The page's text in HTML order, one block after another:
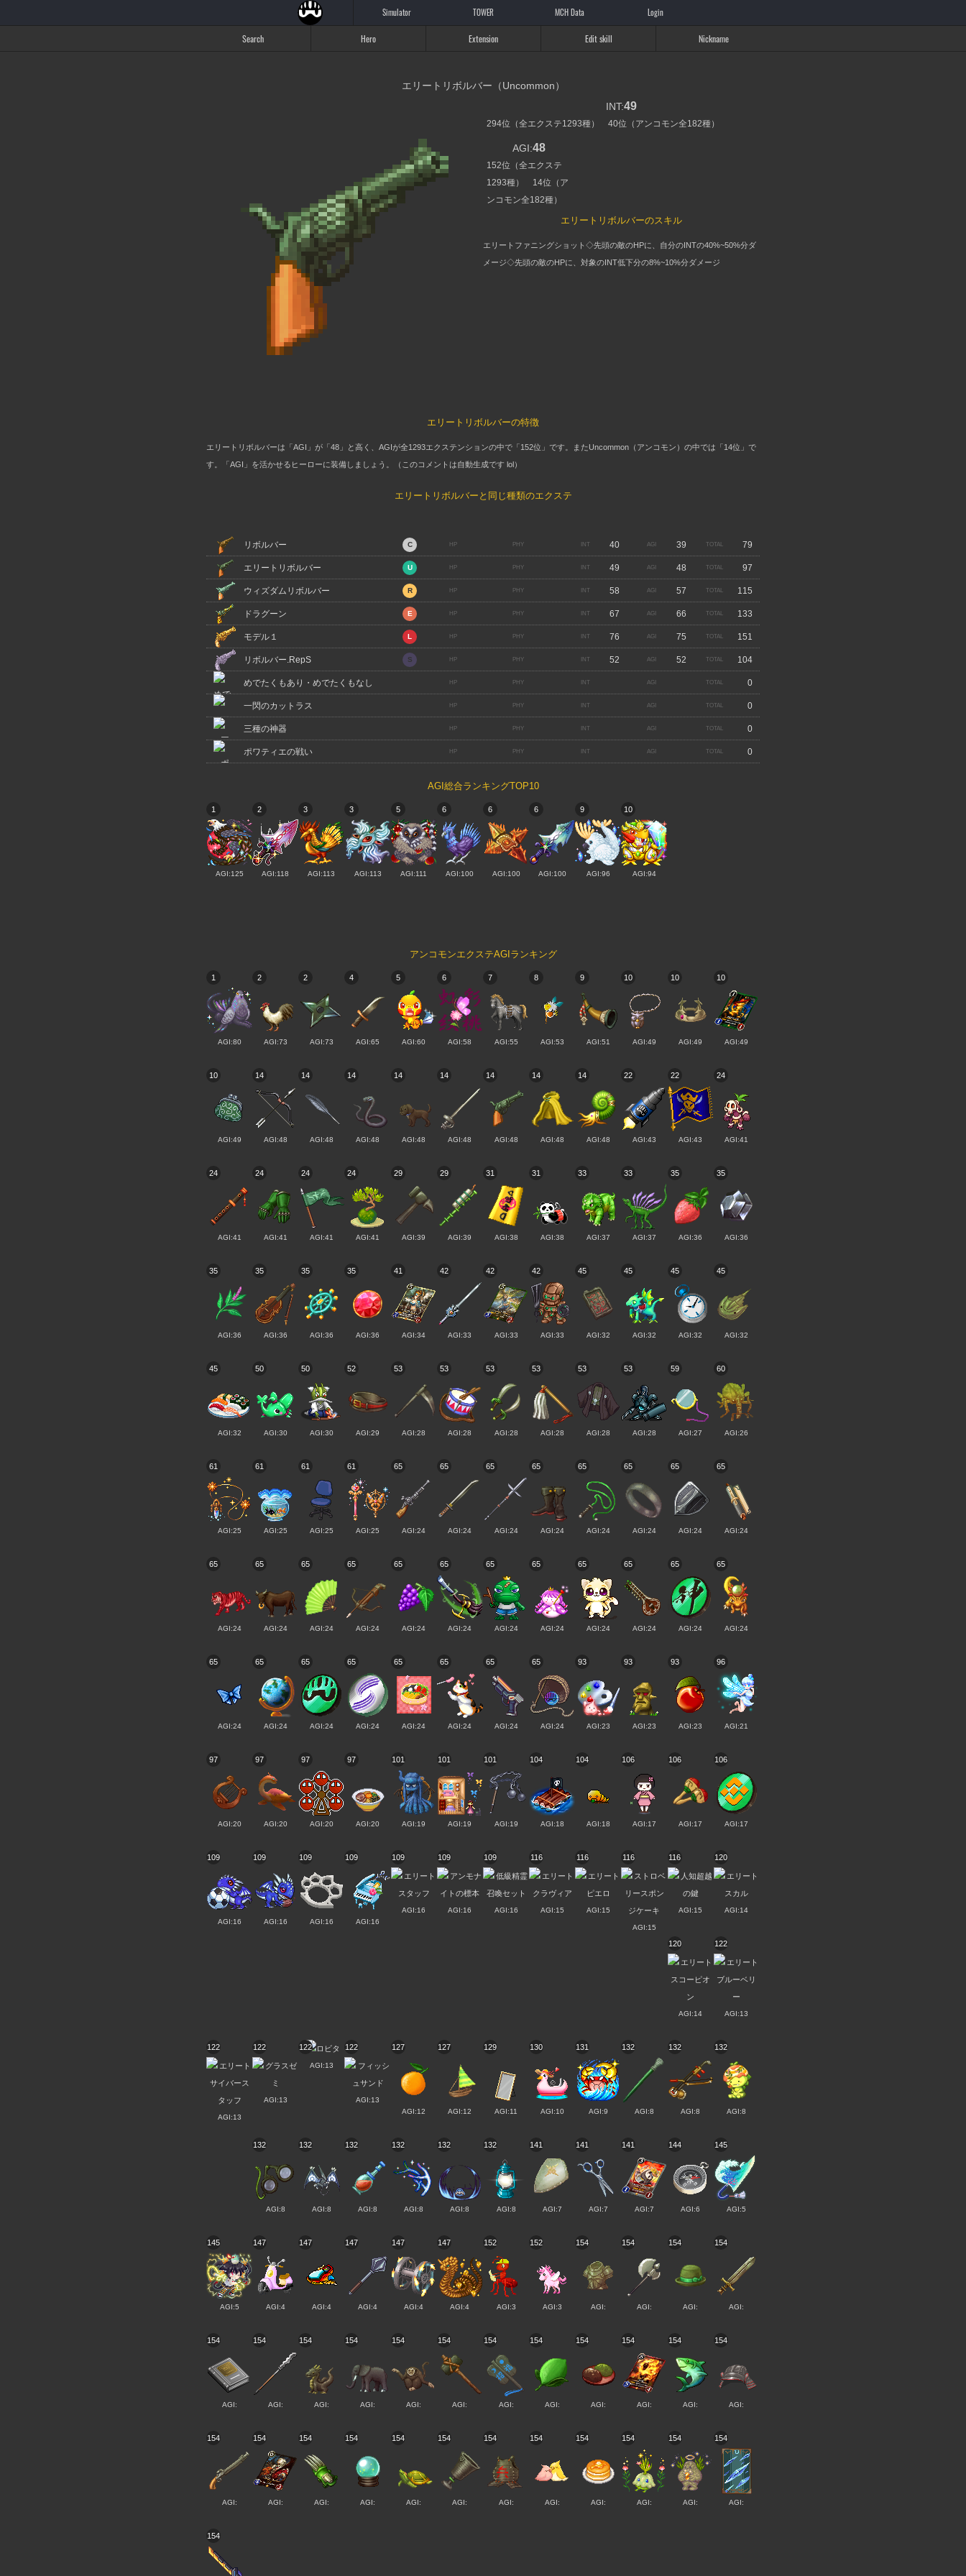
Simulator TOWER MCH Data Login
Search Hero Extension Edit skill Nickname
エリートリボルバー（Uncommon）
INT:49
294位（全エクステ1293種） 40位（アンコモン全182種）
AGI:48
152位（全エクステ
1293種） 14位（ア
ンコモン全182種）
エリートリボルバーのスキル
エリートファニングショット◇先頭の敵のHPに、自分のINTの40%~50%分ダ
メージ◇先頭の敵のHPに、対象のINT低下分の8%~10%分ダメージ
エリートリボルバーの特徴
エリートリボルバーは「AGI」が「48」と高く、AGIが全1293エクステンションの中で「152位」です。またUncommon（アンコモン）の中では「14位」で
す。「AGI」を活かせるヒーローに装備しましょう。（このコメントは自動生成です lol）
エリートリボルバーと同じ種類のエクステ
リボルバー 40 39 79
エリートリボルバー 49 48 97
ウィズダムリボルバー 58 57 115
ドラグーン 67 66 133
モデル１ 76 75 151
リボルバー.RepS 52 52 104
めでたくもあり・めでたくもなし 0
一閃のカットラス 0
三種の神器 0
ポワティエの戦い 0
AGI総合ランキングTOP10
1
AGI:125
2
AGI:118
3
AGI:113
3
AGI:113
5
AGI:111
6
AGI:100
6
AGI:100
6
AGI:100
9
AGI:96
10
AGI:94
アンコモンエクステAGIランキング
1
AGI:80
2
AGI:73
2
AGI:73
4
AGI:65
5
AGI:60
6
AGI:58
7
AGI:55
8
AGI:53
9
AGI:51
10
AGI:49
10
AGI:49
10
AGI:49
10
AGI:49
14
AGI:48
14
AGI:48
14
AGI:48
14
AGI:48
14
AGI:48
14
AGI:48
14
AGI:48
14
AGI:48
22
AGI:43
22
AGI:43
24
AGI:41
24
AGI:41
24
AGI:41
24
AGI:41
24
AGI:41
29
AGI:39
29
AGI:39
31
AGI:38
31
AGI:38
33
AGI:37
33
AGI:37
35
AGI:36
35
AGI:36
35
AGI:36
35
AGI:36
35
AGI:36
35
AGI:36
41
AGI:34
42
AGI:33
42
AGI:33
42
AGI:33
45
AGI:32
45
AGI:32
45
AGI:32
45
AGI:32
45
AGI:32
50
AGI:30
50
AGI:30
52
AGI:29
53
AGI:28
53
AGI:28
53
AGI:28
53
AGI:28
53
AGI:28
53
AGI:28
59
AGI:27
60
AGI:26
61
AGI:25
61
AGI:25
61
AGI:25
61
AGI:25
65
AGI:24
65
AGI:24
65
AGI:24
65
AGI:24
65
AGI:24
65
AGI:24
65
AGI:24
65
AGI:24
65
AGI:24
65
AGI:24
65
AGI:24
65
AGI:24
65
AGI:24
65
AGI:24
65
AGI:24
65
AGI:24
65
AGI:24
65
AGI:24
65
AGI:24
65
AGI:24
65
AGI:24
65
AGI:24
65
AGI:24
65
AGI:24
65
AGI:24
65
AGI:24
65
AGI:24
65
AGI:24
93
AGI:23
93
AGI:23
93
AGI:23
96
AGI:21
97
AGI:20
97
AGI:20
97
AGI:20
97
AGI:20
101
AGI:19
101
AGI:19
101
AGI:19
104
AGI:18
104
AGI:18
106
AGI:17
106
AGI:17
106
AGI:17
109
AGI:16
109
AGI:16
109
AGI:16
109
AGI:16
109
AGI:16
109
AGI:16
109
AGI:16
116
AGI:15
116
AGI:15
116
AGI:15
116
AGI:15
120
AGI:14
120
AGI:14
122
AGI:13
122
AGI:13
122
AGI:13
122
AGI:13
122
AGI:13
127
AGI:12
127
AGI:12
129
AGI:11
130
AGI:10
131
AGI:9
132
AGI:8
132
AGI:8
132
AGI:8
132
AGI:8
132
AGI:8
132
AGI:8
132
AGI:8
132
AGI:8
132
AGI:8
141
AGI:7
141
AGI:7
141
AGI:7
144
AGI:6
145
AGI:5
145
AGI:5
147
AGI:4
147
AGI:4
147
AGI:4
147
AGI:4
147
AGI:4
152
AGI:3
152
AGI:3
154
AGI:
154
AGI:
154
AGI:
154
AGI:
154
AGI:
154
AGI:
154
AGI:
154
AGI:
154
AGI:
154
AGI:
154
AGI:
154
AGI:
154
AGI:
154
AGI:
154
AGI:
154
AGI:
154
AGI:
154
AGI:
154
AGI:
154
AGI:
154
AGI:
154
AGI:
154
AGI:
154
AGI:
154
AGI:
154
AGI:
154
AGI:
154
AGI:
154